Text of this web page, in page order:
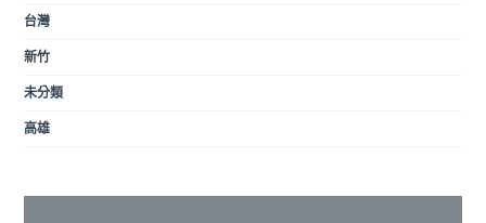
台灣
新竹
未分類
高雄